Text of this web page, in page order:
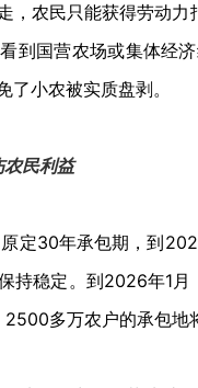
，农民只能获得劳动
到国营农场或集体经
小农被实质盘剥。
民利益
定30年承包期，到
持稳定。到2026年1
多万农户的承包地